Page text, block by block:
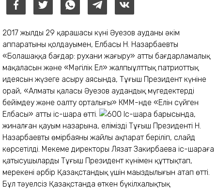
2017 жылдың 29 қарашасы күні Әуезов ауданы әкім
аппаратының қолдауымен, Елбасы Н. Назарбаевтың
«Болашаққа бағдар: рухани жаңғыру» атты бағдарламалық
мақаласын және «Мәңгілік Ел» жалпыұлттық патриоттық
идеясын жүзеге асыру аясында, Тұңғыш Президент күніне
орай, «Алматы қаласы Әуезов аудандық мүгедектерді
бейімдеу және оңалту орталығы» КММ-нде «Елін сүйген
Елбасы» атты іс-шара өтті.
Іс-шара барысында,
жиналған қауым назарына, еліміздің Тұңғыш Президенті Н.
Назарбаевтың өмірбаяны жайлы ақпарат беріліп, слайд
көрсетілді. Мекеме директоры Лязат Закирбаева іс-шараға
қатысушыларды Тұңғыш Президент күнімен құттықтап,
мерекенің әрбір Қазақстандық үшін маңыздылығын атап өтті.
Бұл тәуелсіз Қазақстанда өткен бүкілхалықтық